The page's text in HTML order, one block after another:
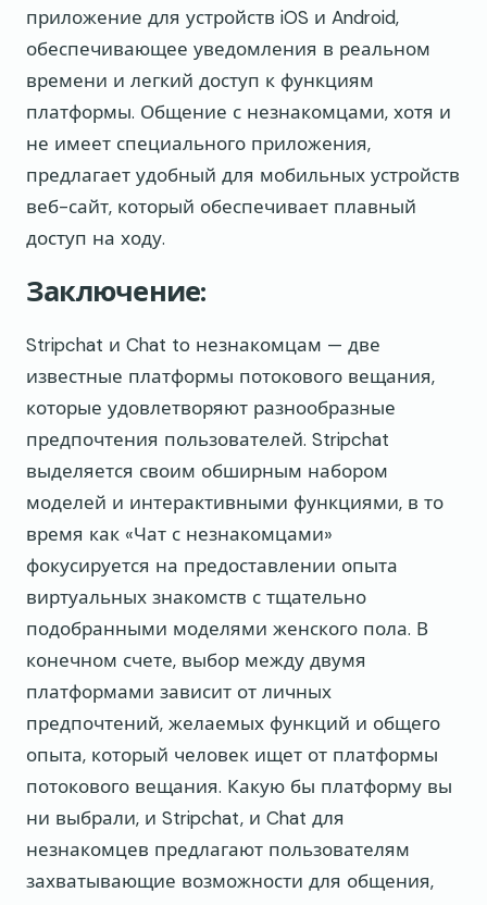
приложение для устройств iOS и Android,
обеспечивающее уведомления в реальном
времени и легкий доступ к функциям
платформы. Общение с незнакомцами, хотя и
не имеет специального приложения,
предлагает удобный для мобильных устройств
веб-сайт, который обеспечивает плавный
доступ на ходу.
Заключение:
Stripchat и Chat to незнакомцам — две
известные платформы потокового вещания,
которые удовлетворяют разнообразные
предпочтения пользователей. Stripchat
выделяется своим обширным набором
моделей и интерактивными функциями, в то
время как «Чат с незнакомцами»
фокусируется на предоставлении опыта
виртуальных знакомств с тщательно
подобранными моделями женского пола. В
конечном счете, выбор между двумя
платформами зависит от личных
предпочтений, желаемых функций и общего
опыта, который человек ищет от платформы
потокового вещания. Какую бы платформу вы
ни выбрали, и Stripchat, и Chat для
незнакомцев предлагают пользователям
захватывающие возможности для общения,